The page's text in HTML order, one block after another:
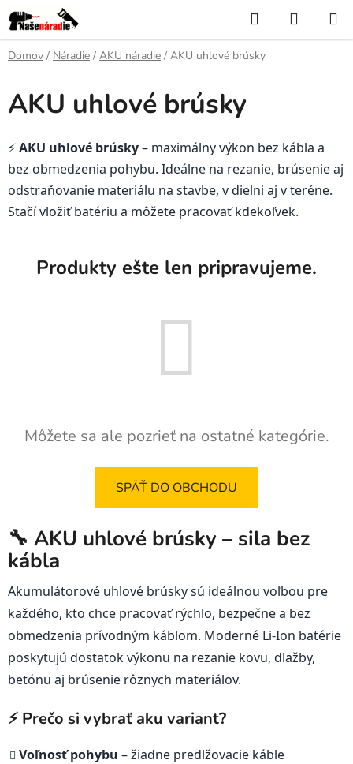
Prejsť
na
obsah
Hľadať
KOŠÍK
Domov / Náradie / AKU náradie / AKU uhlové brúsky
AKU uhlové brúsky
⚡AKU uhlové brúsky– maximálny výkon bez kábla a
bez obmedzenia pohybu. Ideálne na rezanie, brúsenie aj
odstraňovanie materiálu na stavbe, v dielni aj v teréne.
Stačí vložiť batériu a môžete pracovať kdekoľvek.
Produkty ešte len pripravujeme.
Môžete sa ale pozrieť na ostatné kategórie.
SPÄŤ DO OBCHODU
🔧 AKU uhlové brúsky – sila bez
kábla
Akumulátorové uhlové brúsky sú ideálnou voľbou pre
každého, kto chce pracovať rýchlo, bezpečne a bez
obmedzenia prívodným káblom. Moderné Li-Ion batérie
poskytujú dostatok výkonu na rezanie kovu, dlažby,
betónu aj brúsenie rôznych materiálov.
⚡ Prečo si vybrať aku variant?
Voľnosť pohybu – žiadne predlžovacie káble